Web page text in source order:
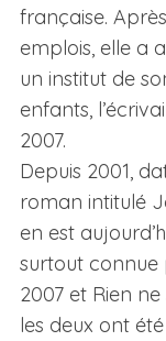
française.
emplois, elle a
un institut de
enfants,
2007.
Depuis 2001,
roman intitulé
en est
surtout connue
2007 et Rien ne
les deux ont